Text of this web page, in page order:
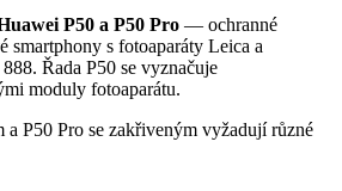
P50 a P50 Pro — ochranné
smartphony s fotoaparáty Leica a
Řada P50 se vyznačuje
moduly fotoaparátu.
a P50 Pro se zakřiveným vyžadují různé